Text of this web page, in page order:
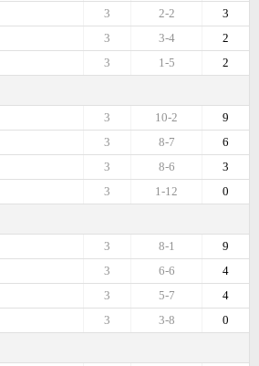
3
2-2
3
2
3-4
3
2
1-5
3
9
10-2
3
6
8-7
3
3
8-6
3
0
1-12
3
9
8-1
3
4
6-6
3
4
5-7
3
0
3-8
3